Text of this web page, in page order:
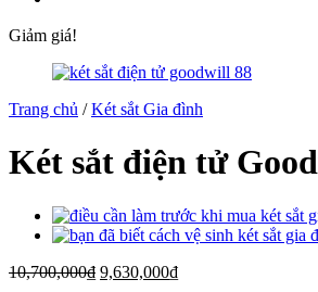
Giảm giá!
Trang chủ / Két sắt Gia đình
Két sắt điện tử
10,700,000₫ 9,630,000₫